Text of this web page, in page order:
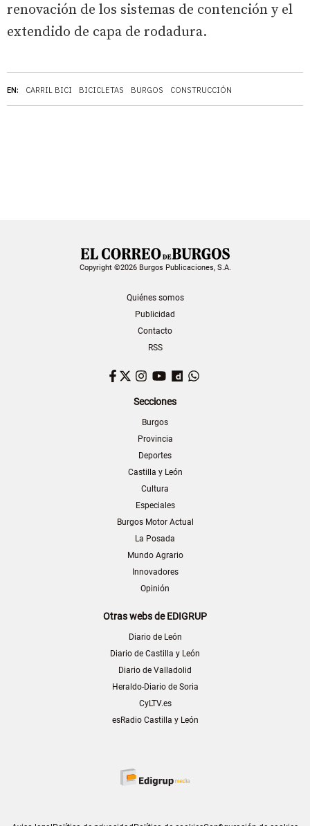
EN: CARRIL BICI BICICLETAS BURGOS CONSTRUCCIÓN
renovación de los sistemas de contención y el
extendido de capa de rodadura.
Copyright ©2026 Burgos Publicaciones, S.A.
Quiénes somos
Publicidad
Contacto
RSS
Facebook
TwitterInstagram
YouTubeDailymotion
Secciones
Burgos
Provincia
Deportes
Castilla y León
Cultura
Especiales
Burgos Motor Actual
La Posada
Mundo Agrario
Innovadores
Opinión
Otras webs de EDIGRUP
Diario de León
Diario de Castilla y León
Diario de Valladolid
Heraldo-Diario de Soria
CyLTV.es
esRadio Castilla y León